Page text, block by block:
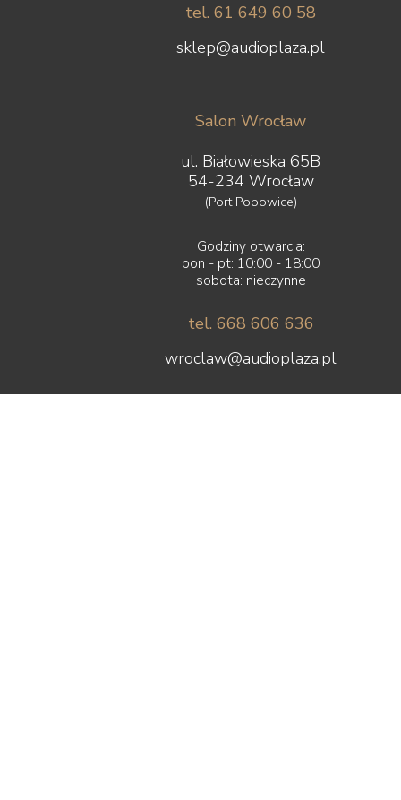
tel. 61 649 60 58
sklep@audioplaza.pl
Salon Wrocław
ul. Białowieska 65B
54-234 Wrocław
(Port Popowice)
Godziny otwarcia:
pon - pt: 10:00 - 18:00
sobota: nieczynne
tel. 668 606 636
wroclaw@audioplaza.pl